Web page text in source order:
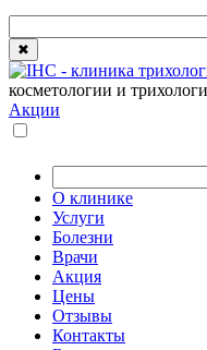
✖
косметологии и
Акции
О клинике
Услуги
Болезни
Врачи
Акция
Цены
Отзывы
Контакты